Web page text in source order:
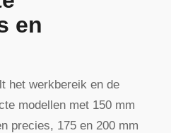
en
het werkbereik en de
modellen met 150 mm
precies, 175 en 200 mm